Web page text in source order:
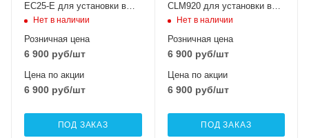
EC25-E для установки в
гермобокс
Нет в наличии
Розничная цена
6 900 руб/шт
Цена по акции
6 900 руб/шт
ПОД ЗАКАЗ
CLM920 для установки в
гермобокс
Нет в наличии
Розничная цена
6 900руб/шт
Цена по акции
6 900руб/шт
ПОД ЗАКАЗ